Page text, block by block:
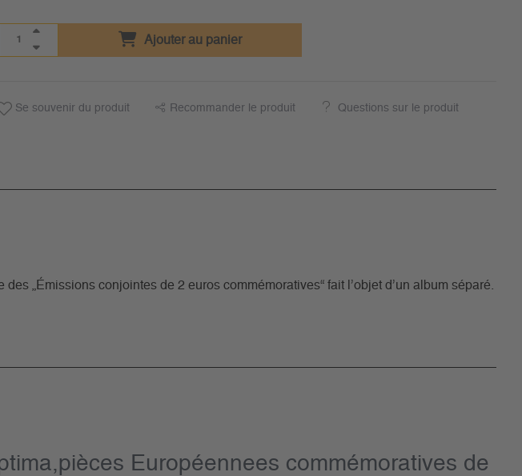
Ajouter au panier
Se souvenir du produit Recommander le produit Questions sur le produit
„Émissions conjointes de 2 euros commémoratives“ fait l’objet d’un album séparé.
Européennees commémoratives de